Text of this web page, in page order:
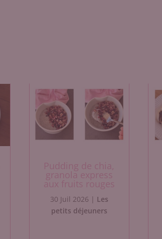
Pudding de chia,
granola express
aux fruits rouges
30 Juil 2026 | Les
petits déjeuners